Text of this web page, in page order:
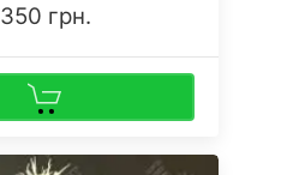
350 грн.